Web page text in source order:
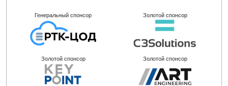
Генеральный спонсор Золотой спонсор
Золотой спонсор Золотой спонсор